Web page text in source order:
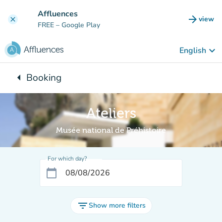
clear Affluences
FREE – Google Play arrow_forward view
(new
English keyboard_arrow_down
arrow_leftBack to:
Booking
Ateliers
Musée national de Préhistoire
For which day?
calendar_today
filter_listShow more filters